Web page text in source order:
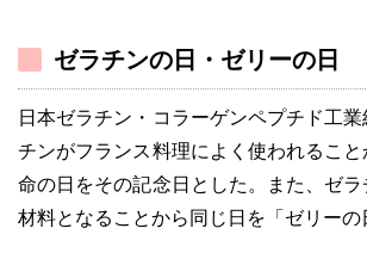
ゼラチンの日・ゼリーの日
日本ゼラチン・コラーゲンペプチド工
チンがフランス料理によく使われるこ
命の日をその記念日とした。また、ゼ
材料となることから同じ日を「ゼリーの